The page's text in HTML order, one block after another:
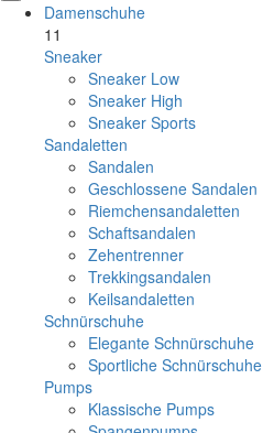
Damenschuhe
11
Sneaker
Sneaker Low
Sneaker High
Sneaker Sports
Sandaletten
Sandalen
Geschlossene Sandalen
Riemchensandaletten
Schaftsandalen
Zehentrenner
Trekkingsandalen
Keilsandaletten
Schnürschuhe
Elegante Schnürschuhe
Sportliche Schnürschuhe
Pumps
Klassische Pumps